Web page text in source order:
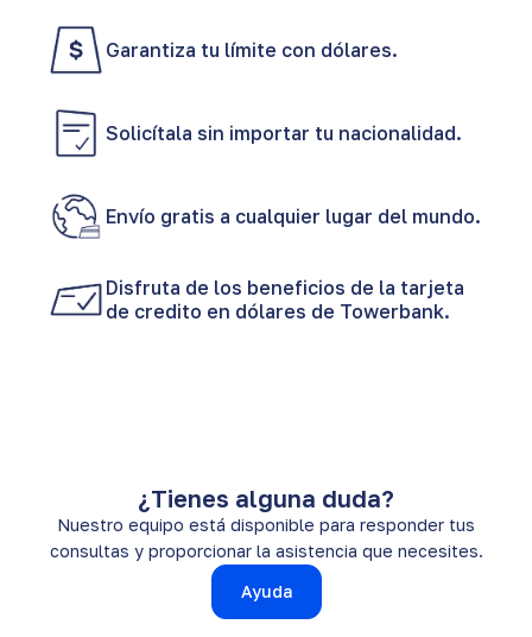
Garantiza tu límite con dólares.
Solicítala sin importar tu nacionalidad.
Envío gratis a cualquier lugar del mundo.
Disfruta de los beneficios de la tarjeta
de credito en dólares de Towerbank.
¿Tienes alguna duda?
Nuestro equipo está disponible para responder tus
consultas y proporcionar la asistencia que necesites.
Ayuda